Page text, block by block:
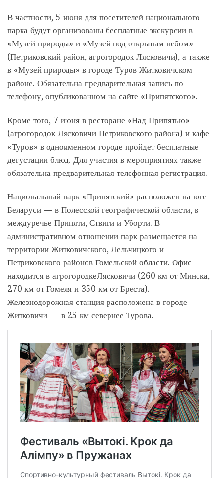
В частности, 5 июня для посетителей национального
парка будут организованы бесплатные экскурсии в
«Музей природы» и «Музей под открытым небом»
(Петриковский район, агрогородок Лясковичи), а также
в «Музей природы» в городе Туров Житковичском
районе. Обязательна предварительная запись по
телефону, опубликованном на сайте «Припятского».
Кроме того, 7 июня в ресторане «Над Припятью»
(агрогородок Лясковичи Петриковского района) и кафе
«Туров» в одноименном городе пройдет бесплатные
дегустации блюд. Для участия в мероприятиях также
обязательна предварительная телефонная регистрация.
Национальный парк «Припятский» расположен на юге
Беларуси — в Полесской географической области, в
междуречье Припяти, Ствиги и Уборти. В
административном отношении парк размещается на
территории Житковичского, Лельчицкого и
Петриковского районов Гомельской области. Офис
находится в агрогородкеЛясковичи (260 км от Минска,
270 км от Гомеля и 350 км от Бреста).
Железнодорожная станция расположена в городе
Житковичи — в 25 км севернее Турова.